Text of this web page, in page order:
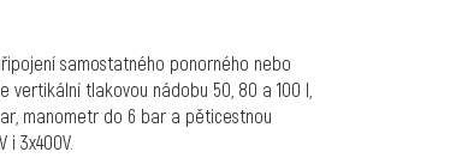
samostatného ponorného nebo
vertikální tlakovou nádobu 50, 80 a 100 l,
manometr do 6 bar a pěticestnou
i 3x400V.